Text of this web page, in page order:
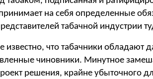
на себя определенные
табачной индустрии
известно, что табачники
чиновники. Минутное
решения, крайне убыточного